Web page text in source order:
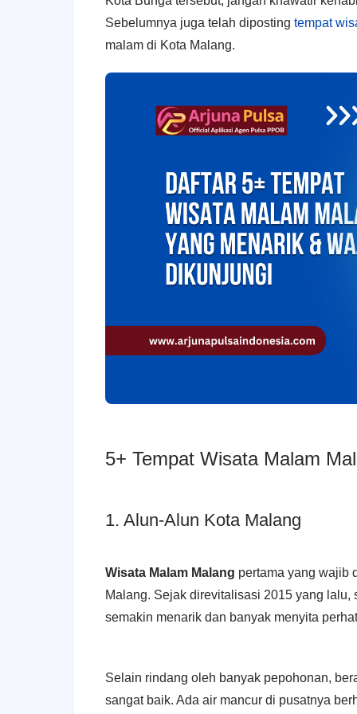
Sebelumnya juga telah diposting tempat
malam di Kota Malang.
5+ Tempat Wisata Malam
1. Alun-Alun Kota Malang
Wisata Malam Malang pertama yang wajib
Malang. Sejak direvitalisasi 2015 yang
semakin menarik dan banyak menyita
Selain rindang oleh banyak pepohonan,
sangat baik. Ada air mancur di pusatnya